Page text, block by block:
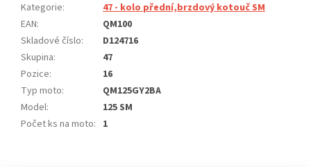
Kategorie:
47 - kolo přední,brzdový kotouč SM
EAN:
QM100
Skladové číslo:
D124716
Skupina:
47
Pozice:
16
Typ moto:
QM125GY2BA
Model:
125 SM
Počet ks na moto: 1